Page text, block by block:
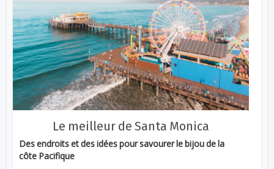
Le meilleur de Santa Monica
Des endroits et des idées pour savourer le bijou de la
côte Pacifique